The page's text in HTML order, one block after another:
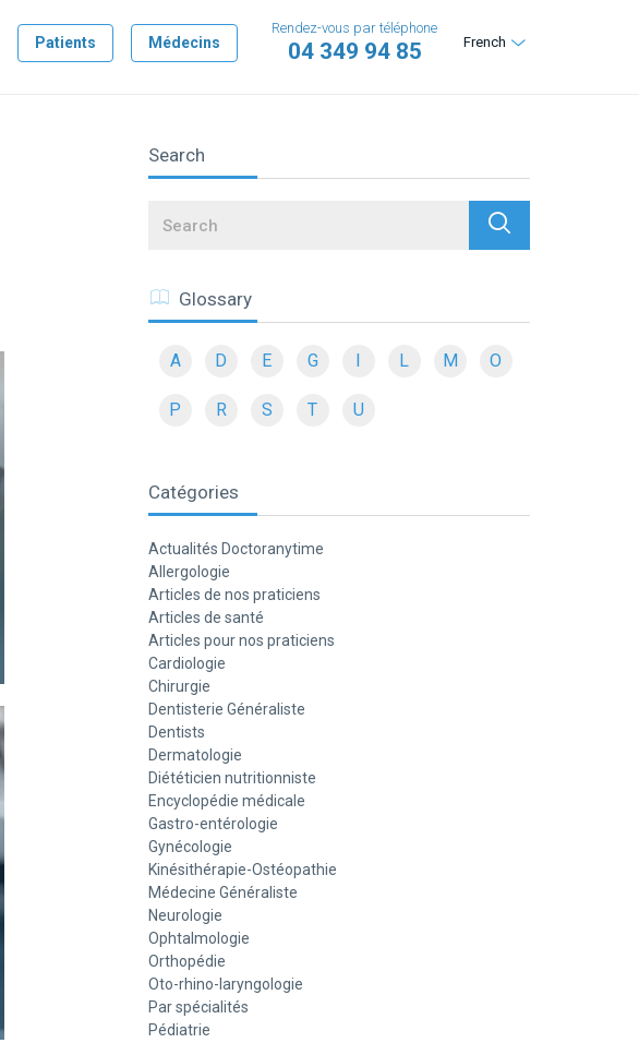
Patients Médecins French
Rendez-vous par téléphone
04 349 94 85
Search
Search
Glossary
A D E G I L M O
P R S T U
Catégories
Actualités Doctoranytime
Allergologie
Articles de nos praticiens
Articles de santé
Articles pour nos praticiens
Cardiologie
Chirurgie
Dentisterie Généraliste
Dentists
Dermatologie
Diététicien nutritionniste
Encyclopédie médicale
Gastro-entérologie
Gynécologie
Kinésithérapie-Ostéopathie
Médecine Généraliste
Neurologie
Ophtalmologie
Orthopédie
Oto-rhino-laryngologie
Par spécialités
Pédiatrie